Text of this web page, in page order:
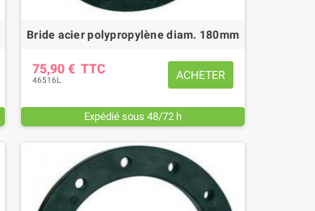
Bride acier polypropylène diam. 180mm
75,90 € TTC
46516L ACHETER
Expédié sous 48/72 h